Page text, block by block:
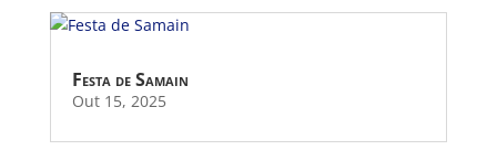
Festa de Samain
Out 15, 2025